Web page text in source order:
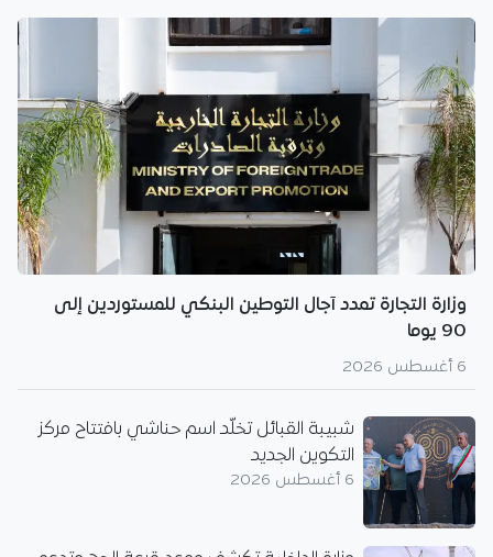
وزارة التجارة تمدد آجال التوطين البنكي للمستوردين إلى
90 يوما
6 أغسطس 2026
شبيبة القبائل تخلّد اسم حناشي بافتتاح مركز
التكوين الجديد
6 أغسطس 2026